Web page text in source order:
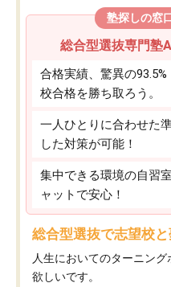
塾探しの窓
総合型選抜専門塾
合格実績、驚異の
校合格を勝ち取ろう。
一人ひとりに合わせた
した対策が可能！
集中できる環境の自習
ャットで安心！
総合型選抜で志望校と
人生においてのターニン
欲しいです。